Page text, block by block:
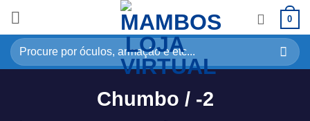
0
Chumbo / -2